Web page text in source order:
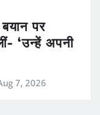
पर
‘उन्हें अपनी
7, 2026